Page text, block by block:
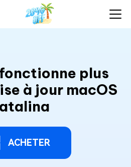
plus
à jour macOS
ACHETER